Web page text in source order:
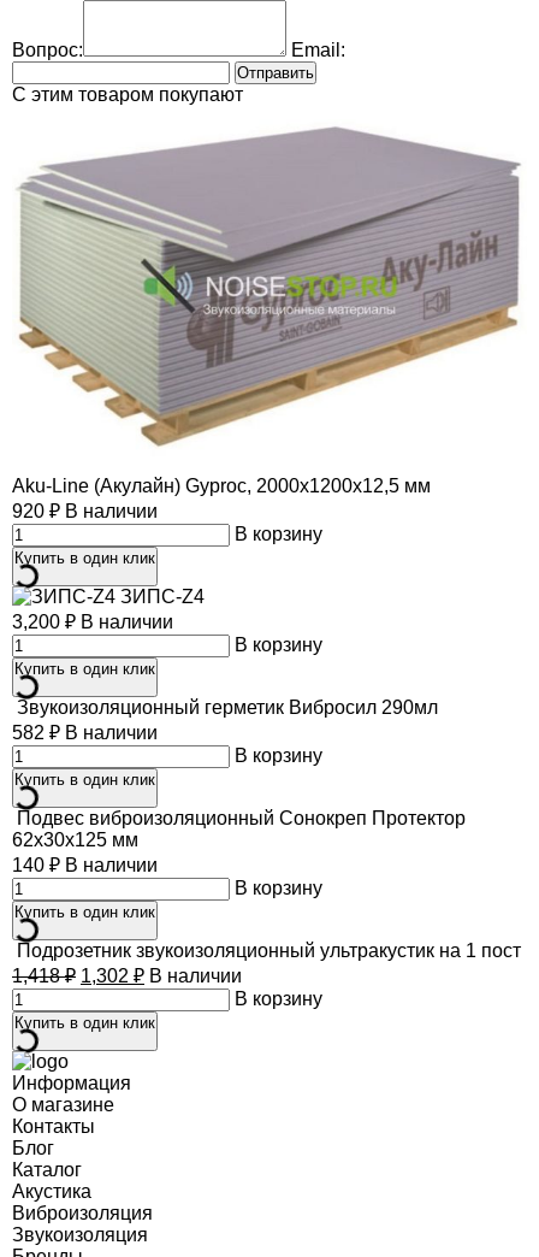
Вопрос: Email:
Отправить
C этим товаром покупают
Aku-Line (Акулайн) Gyproc, 2000х1200х12,5 мм
920 ₽ В наличии
В корзину
Купить в один клик
ЗИПС-Z4
3,200 ₽ В наличии
В корзину
Купить в один клик
Звукоизоляционный герметик Вибросил 290мл
582 ₽ В наличии
В корзину
Купить в один клик
Подвес виброизоляционный Сонокреп Протектор
62х30х125 мм
140 ₽ В наличии
В корзину
Купить в один клик
Подрозетник звукоизоляционный ультракустик на 1 пост
1,418₽ 1,302 ₽ В наличии
В корзину
Купить в один клик
Информация
О магазине
Контакты
Блог
Каталог
Акустика
Виброизоляция
Звукоизоляция